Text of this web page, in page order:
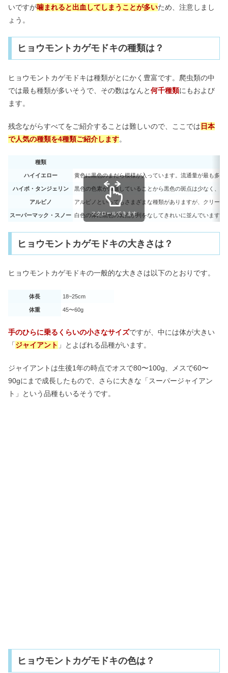
いですが噛まれると出血してしまうことが多いため、注意しまし
ょう。
ヒョウモントカゲモドキの種類は？
ヒョウモントカゲモドキは種類がとにかく豊富です。爬虫類の中
では最も種類が多いそうで、その数はなんと何千種類にもおよび
ます。
残念ながらすべてをご紹介することは難しいので、ここでは日本
で人気の種類を4種類ご紹介します。
種類
ハイイエロー 黄色に黒色のまだら模様が入っています。流通量が最も多
ハイポ・タンジェリン 黒色の色素が減退していることから黒色の斑点は少なく、
アルビノ アルビノといってもさまざまな種類がありますが、クリー
スーパーマック・スノー 白色の体に黒色の斑点が列をなしてきれいに並んでいます
スクロールできます
ヒョウモントカゲモドキの大きさは？
ヒョウモントカゲモドキの一般的な大きさは以下のとおりです。
体長 18~25cm
体重 45〜60g
手のひらに乗るくらいの小さなサイズですが、中には体が大きい
「ジャイアント 」とよばれる品種がいます。
ジャイアントは生後1年の時点でオスで80〜100g、メスで60〜
90gにまで成長したもので、さらに大きな「スーパージャイアン
ト」という品種もいるそうです。
ヒョウモントカゲモドキの色は？